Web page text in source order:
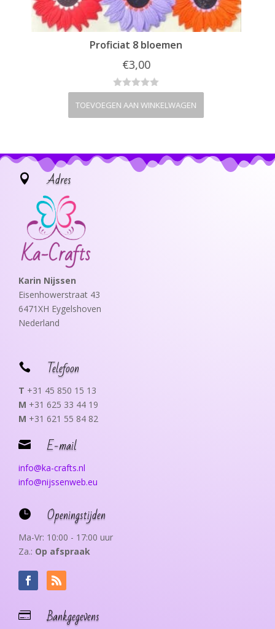
Hello 4 bloemen
€2,00
TOEVOEGEN AAN WINKELWAGEN
 Adres
Karin Nijssen
Eisenhowerstraat 43
6471XH Eygelshoven
Nederland
 Telefoon
T +31 45 850 15 13
M +31 625 33 44 19
M +31 621 55 84 82
 E-mail
info@ka-crafts.nl
info@nijssenweb.eu
 Openingstijden
Ma-Vr: 10:00 - 17:00 uur
Za.: Op afspraak
 Bankgegevens